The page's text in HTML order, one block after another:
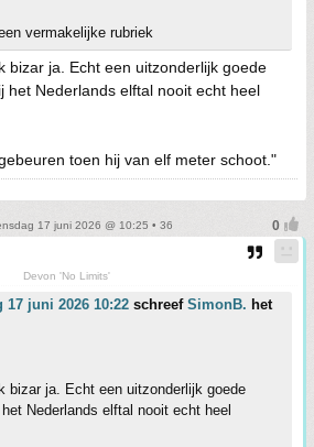
vermakelijke rubriek
bizar ja. Echt een uitzonderlijk goede
het Nederlands elftal nooit echt heel
toen hij van elf meter schoot."
17 juni 2026 @ 10:25 • 36
Devon 'No Limits'
17 juni 2026 10:22 schreef SimonB. het
bizar ja. Echt een uitzonderlijk goede
Nederlands elftal nooit echt heel